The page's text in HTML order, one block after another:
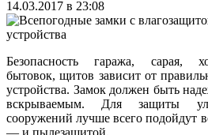
14.03.2017 в 23:08
Безопасность гаража, сарая,
бытовок, щитов зависит от
устройства. Замок должен быть
вскрываемым. Для защиты
сооружений лучше всего подойдут
— и пылезащитой.